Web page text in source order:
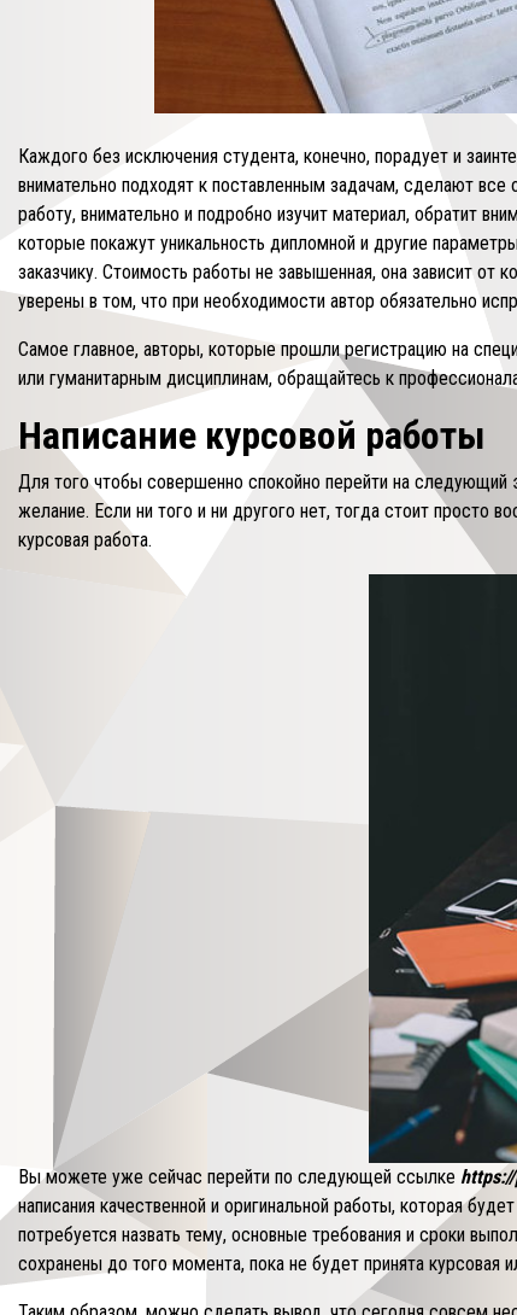
Каждого без исключения студента, конечно, порадует и
внимательно подходят к поставленным задачам, сделают все
работу, внимательно и подробно изучит материал, обратит
которые покажут уникальность дипломной и другие
заказчику. Стоимость работы не завышенная, она зависит
уверены в том, что при необходимости автор обязательно
Самое главное, авторы, которые прошли регистрацию на
или гуманитарным дисциплинам, обращайтесь к
Написание курсовой работы
Для того чтобы совершенно спокойно перейти на следующий
желание. Если ни того и ни другого нет, тогда стоит просто
курсовая работа.
Вы можете уже сейчас перейти по следующей ссылке
написания качественной и оригинальной работы, которая
потребуется назвать тему, основные требования и сроки
сохранены до того момента, пока не будет принята курсовая